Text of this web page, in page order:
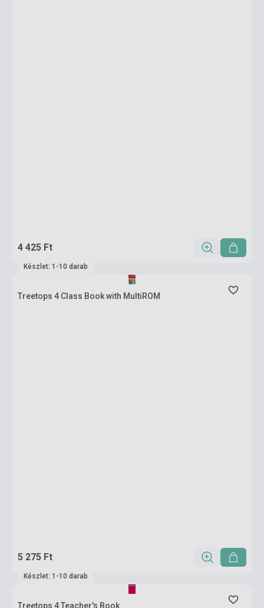
4 425 Ft
Készlet: 1-10 darab
Treetops 4 Class Book with MultiROM
5 275 Ft
Készlet: 1-10 darab
Treetops 4 Teacher's Book